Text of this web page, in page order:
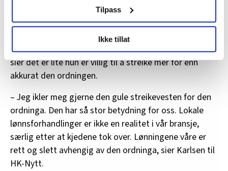
samtykke fra erklæringen om informasjonskapsler.
LO Medias publikasjoner frifagbevegelse.no, hk-nytt.no
og fontene.no bruker informasjonskapsler (cookies) for å
lære hvordan våre nettsider blir brukt slik at vi tilby
relevant innhold, tilpassede annonser og utarbeide
statistikk.
nettstedet med LO Medias egne samarbeidspartnere
innenfor analyse og annonsering. Disse er angitt i
oversikten lengre ned på denne siden.
Tilpass
Ikke tillat
STREIKEVILLIG: Inger Karlsen, Europris Alta.
Martin Guttormsen Slørdal
Hun har i likhet med Roos lang fartstid i bransjen, og
sier det er lite hun er villig til å streike mer for enn
akkurat den ordningen.
– Jeg ikler meg gjerne den gule streikevesten for den
ordninga. Den har så stor betydning for oss. Lokale
lønnsforhandlinger er ikke en realitet i vår bransje,
særlig etter at kjedene tok over. Lønningene våre er
rett og slett avhengig av den ordninga, sier Karlsen til
HK-Nytt.